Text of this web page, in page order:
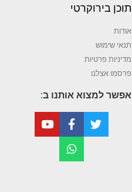
תוכן בירוקרטי
אודות
תנאי שימוש
מדיניות פרטיות
פרסמו אצלנו
אפשר למצוא אותנו ב: